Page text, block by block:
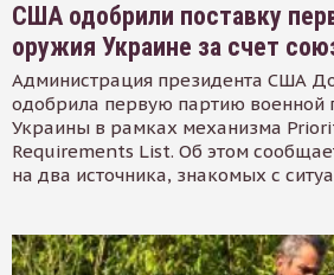
США одобрили поставку
оружия Украине за счет
Администрация президента США
одобрила первую партию военной
Украины в рамках механизма
Requirements List. Об этом
на два источника, знакомых с